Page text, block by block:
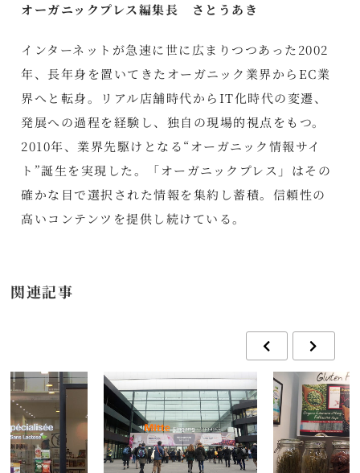
オーガニックプレス編集長 さとうあき
インターネットが急速に世に広まりつつあった2002
年、長年身を置いてきたオーガニック業界からEC業
界へと転身。リアル店舗時代からIT化時代の変遷、
発展への過程を経験し、独自の現場的視点をもつ。
2010年、業界先駆けとなる“オーガニック情報サイ
ト”誕生を実現した。「オーガニックプレス」はその
確かな目で選択された情報を集約し蓄積。信頼性の
高いコンテンツを提供し続けている。
関連記事